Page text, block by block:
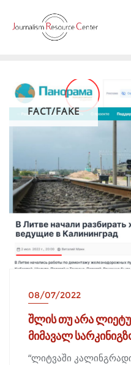
FACT/FAKE
08/07/2022
შლის თუ არა
მიმავალ
“ლიტვაში